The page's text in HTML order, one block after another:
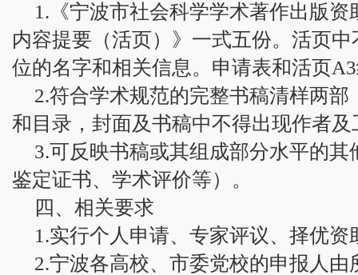
1.《宁波市社会科学学术著作出版
内容提要（活页）》一式五份。活页
位的名字和相关信息。申请表和活页
2.符合学术规范的完整书稿清样两
和目录，封面及书稿中不得出现作者
3.可反映书稿或其组成部分水平的
鉴定证书、学术评价等）。
四、相关要求
1.实行个人申请、专家评议、择优资
2.宁波各高校、市委党校的申报人